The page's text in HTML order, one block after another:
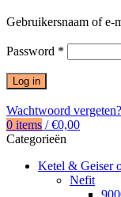
Gebruikersnaam of e-
Password *
Log in
Wachtwoord vergeten?
0 items / €0,00
Categorieën
Ketel & Geiser
Nefit